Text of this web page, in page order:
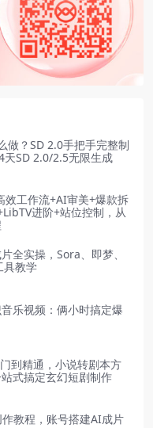
做？SD 2.0手把手完整制
SD 2.0/2.5无限生成
工作流+AI审美+爆款拆
进阶+站位控制，从
全实操，Sora、即梦、
具教学
乐视频：俩小时搞定爆
到精通，小说转剧本方
式搞定玄幻短剧制作
教程，账号搭建AI成片